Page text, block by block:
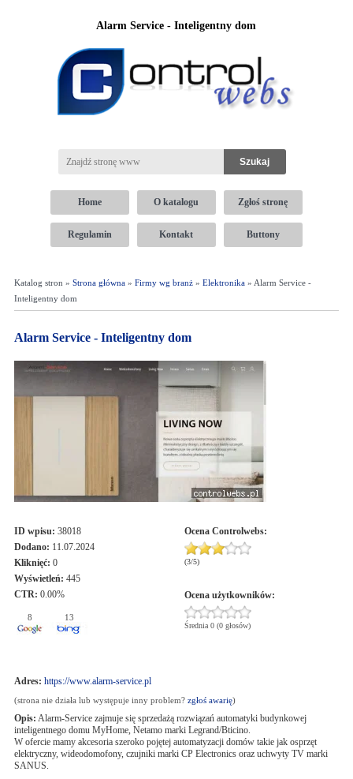
Alarm Service - Inteligentny dom
Home O katalogu Zgłoś stronę
Regulamin Kontakt Buttony
Katalog stron » Strona główna» Firmy wg branż» Elektronika » Alarm Service -
Inteligentny dom
Alarm Service - Inteligentny dom
ID wpisu: 38018
Dodano: 11.07.2024
Kliknięć: 0
Wyświetleń: 445
CTR: 0.00%
8 13
Ocena Controlwebs:
(3/5)
Ocena użytkowników:
Średnia 0 (0 głosów)
Adres: https://www.alarm-service.pl
(strona nie działa lub występuje inny problem? zgłoś awarię)
Opis: Alarm-Service zajmuje się sprzedażą rozwiązań automatyki budynkowej
inteligentnego domu MyHome, Netamo marki Legrand/Bticino.
W ofercie mamy akcesoria szeroko pojętej automatyzacji domów takie jak osprzęt
elektryczny, wideodomofony, czujniki marki CP Electronics oraz uchwyty TV marki
SANUS.